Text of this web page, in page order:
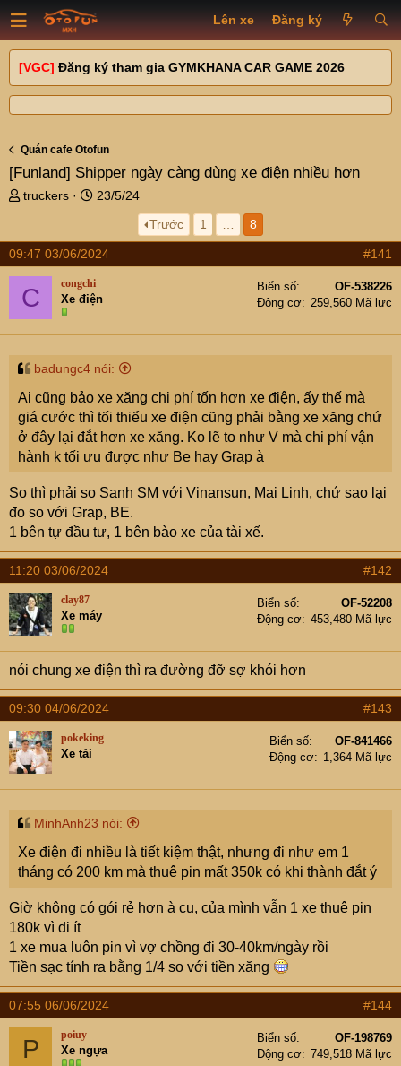
Lên xe Đăng ký
[VGC] Đăng ký tham gia GYMKHANA CAR GAME 2026
Quán cafe Otofun
[Funland] Shipper ngày càng dùng xe điện nhiều hơn
T
e
a
d
s
t
r
truckers
N
y
g
i
23/5/24
Trước
1 8
09:47 03/06/2024 #141
C congchi
Xe điện
Biển số
OF-538226
Động cơ
259,560 Mã lực
badungc4 nói:
Ai cũng bảo xe xăng chi phí tốn hơn xe điện, ấy thế mà
giá cước thì tối thiểu xe điện cũng phải bằng xe xăng chứ
ở đây lại đắt hơn xe xăng. Ko lẽ to như V mà chi phí vận
hành k tối ưu được như Be hay Grap à
So thì phải so Sanh SM với Vinansun, Mai Linh, chứ sao lại
đo so với Grap, BE.
1 bên tự đầu tư, 1 bên bào xe của tài xế.
11:20 03/06/2024 #142
clay87
Xe máy
Biển số
OF-52208
Động cơ
453,480 Mã lực
nói chung xe điện thì ra đường đỡ sợ khói hơn
09:30 04/06/2024 #143
pokeking
Xe tải
Biển số
OF-841466
Động cơ
1,364 Mã lực
MinhAnh23 nói:
Xe điện đi nhiều là tiết kiệm thật, nhưng đi như em 1
tháng có 200 km mà thuê pin mất 350k có khi thành đắt ý
Giờ không có gói rẻ hơn à cụ, của mình vẫn 1 xe thuê pin
180k vì đi ít
1 xe mua luôn pin vì vợ chồng đi 30-40km/ngày rồi
Tiền sạc tính ra bằng 1/4 so với tiền xăng
07:55 06/06/2024 #144
P poiuy
Xe ngựa
Biển số
OF-198769
Động cơ
749,518 Mã lực